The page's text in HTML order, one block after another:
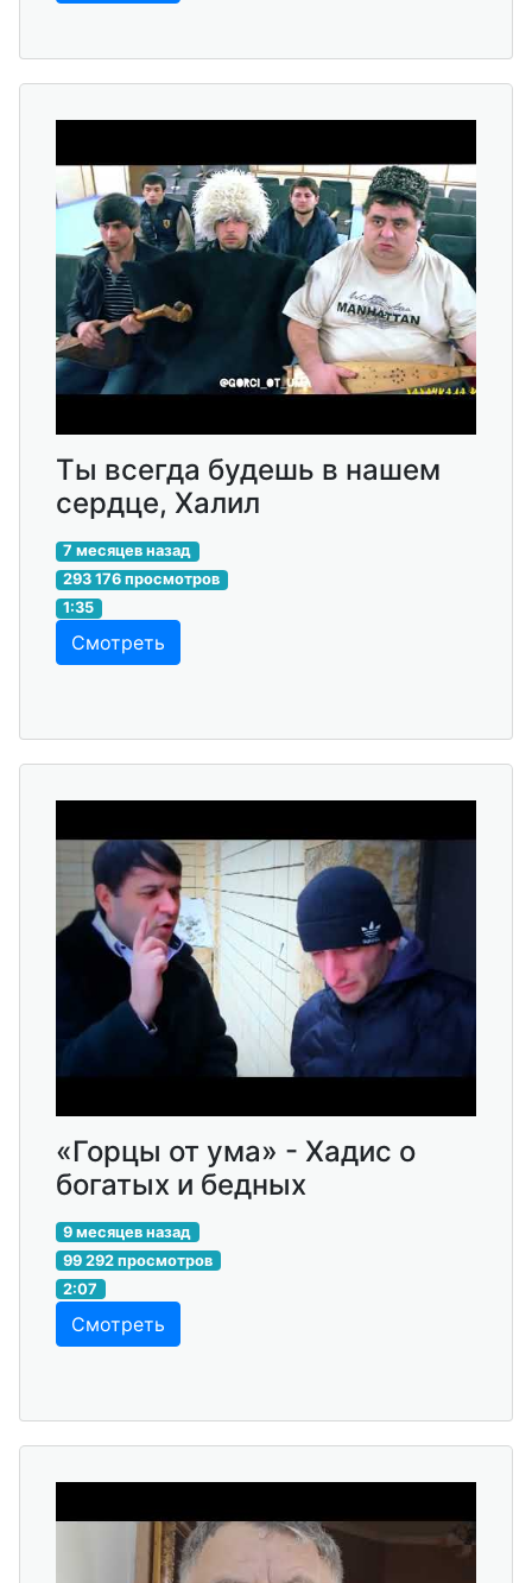
Ты всегда будешь в нашем
сердце, Халил
7 месяцев назад
293 176 просмотров
1:35
Смотреть
«Горцы от ума» - Хадис о
богатых и бедных
9 месяцев назад
99 292 просмотров
2:07
Смотреть